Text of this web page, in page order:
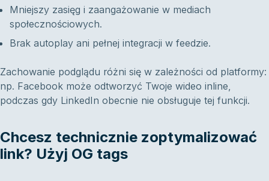
Mniejszy zasięg i zaangażowanie w mediach
społecznościowych.
Brak autoplay ani pełnej integracji w feedzie.
Zachowanie podglądu różni się w zależności od platformy:
np. Facebook może odtworzyć Twoje wideo inline,
podczas gdy LinkedIn obecnie nie obsługuje tej funkcji.
Chcesz technicznie zoptymalizować
link? Użyj OG tags